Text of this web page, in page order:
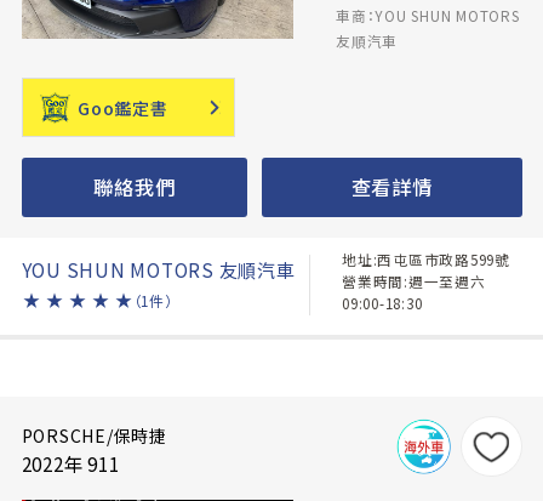
車商：YOU SHUN MOTORS
友順汽車
Goo鑑定書
聯絡我們 查看詳情
YOU SHUN MOTORS 友順汽車
★ ★ ★ ★ ★ （1件）
地址:西屯區市政路599號
營業時間:週一至週六
09:00-18:30
PORSCHE/保時捷
2022年 911